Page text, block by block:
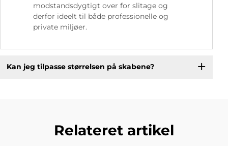
modstandsdygtigt over for slitage og
derfor ideelt til både professionelle og
private miljøer.
Kan jeg tilpasse størrelsen på skabene?
Relateret artikel